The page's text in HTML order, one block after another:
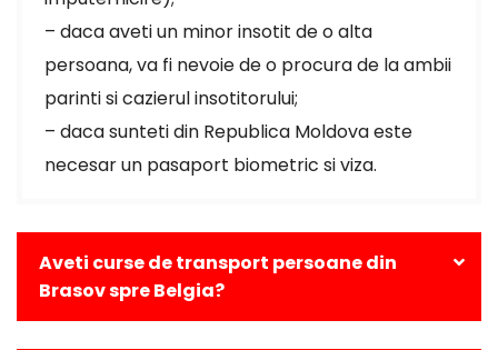
– daca aveti un minor insotit de o alta
persoana, va fi nevoie de o procura de la ambii
parinti si cazierul insotitorului;
– daca sunteti din Republica Moldova este
necesar un pasaport biometric si viza.
Aveti curse de transport persoane din
Brasov spre Belgia?